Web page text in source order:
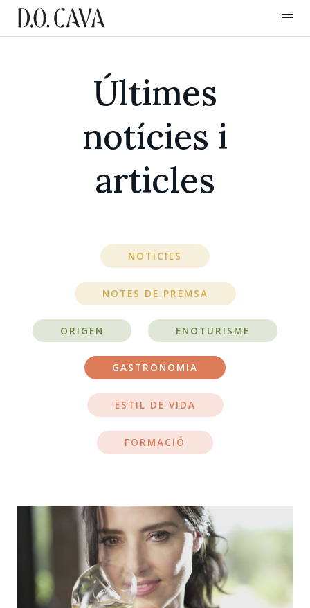
Últimes
notícies i
articles
NOTÍCIES
NOTES DE PREMSA
ORIGEN ENOTURISME
GASTRONOMIA
ESTIL DE VIDA
FORMACIÓ